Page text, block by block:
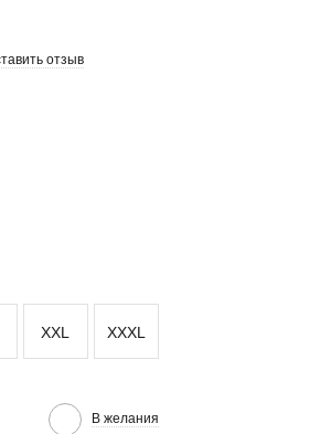
отзыв
XXL XXXL
В желания